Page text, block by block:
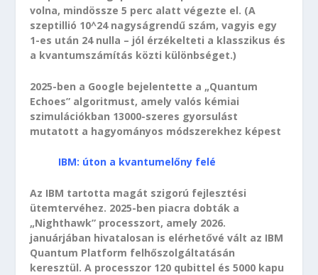
volna, mindössze 5 perc alatt végezte el. (A
szeptillió 10^24 nagyságrendű szám, vagyis egy
1-es után 24 nulla – jól érzékelteti a klasszikus és
a kvantumszámítás közti különbséget.)
2025-ben a Google bejelentette a „Quantum
Echoes” algoritmust, amely valós kémiai
szimulációkban 13000-szeres gyorsulást
mutatott a hagyományos módszerekhez képest
IBM: úton a kvantumelőny felé
Az IBM tartotta magát szigorú fejlesztési
ütemtervéhez. 2025-ben piacra dobták a
„Nighthawk” processzort, amely 2026.
januárjában hivatalosan is elérhetővé vált az IBM
Quantum Platform felhőszolgáltatásán
keresztül. A processzor 120 qubittel és 5000 kapu